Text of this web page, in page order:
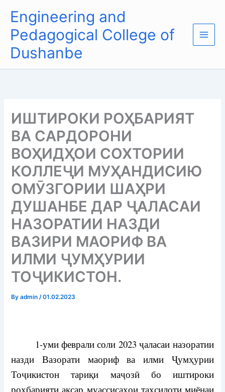
content
Engineering and
Pedagogical College of
Dushanbe
ИШТИРОКИ РОҲБАРИЯТ
ВА САРДОРОНИ
ВОҲИДҲОИ СОХТОРИИ
КОЛЛЕҶИ МУҲАНДИСИЮ
ОМӮЗГОРИИ ШАҲРИ
ДУШАНБЕ ДАР ҶАЛАСАИ
НАЗОРАТИИ НАЗДИ
ВАЗИРИ МАОРИФ ВА
ИЛМИ ҶУМҲУРИИ
ТОҶИКИСТОН.
Byadmin/01.02.2023
1-уми феврали соли 2023 ҷаласаи назоратии
назди Вазорати маориф ва илми Ҷумҳурии
Тоҷикистон тариқи маҷозӣ бо иштироки
роҳбарияти аксар муассисаҳои таҳсилоти миёнаи